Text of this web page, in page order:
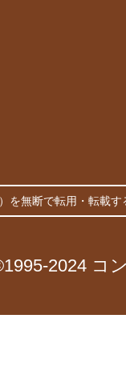
を無断で転用・転載
2024 コ